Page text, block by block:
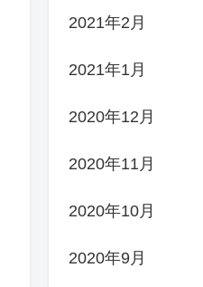
2021年2月
2021年1月
2020年12月
2020年11月
2020年10月
2020年9月